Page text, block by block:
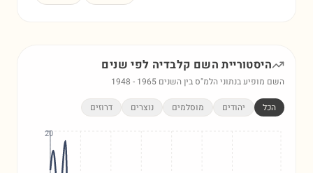
היסטוריית השם קלבדיה לפי שנים
השם מופיע בנתוני הלמ"ס בין השנים 1948 - 1965
הכל יהודים מוסלמים נוצרים דרוזים
20